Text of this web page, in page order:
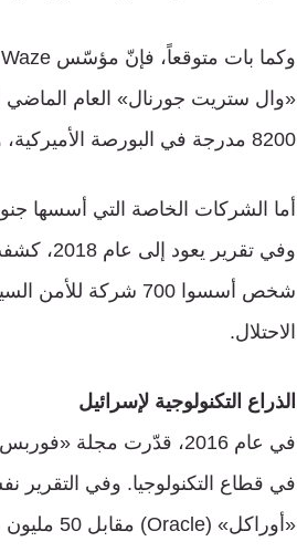
«وال ستريت جورنال» العام
8200 مدرجة في البورصة الأميركية، وتبلغ قيمتها الإجمالية نحو 160 مليار دولار.
شخص أسسوا 700
الاحتلال.
الذراع التكنولوجية لإسرائيل